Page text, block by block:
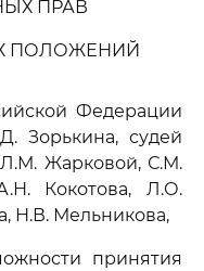
ПРАВ
ПОЛОЖЕНИЙ
Федерации
Зорькина, судей
Жарковой, С.М.
Кокотова, Л.О.
Н.В. Мельникова,
принятия